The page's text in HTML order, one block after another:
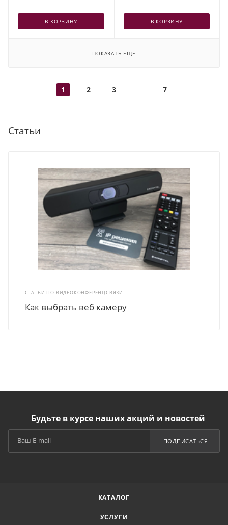
В КОРЗИНУ В КОРЗИНУ
ПОКАЗАТЬ ЕЩЕ
1 2 3 7
Статьи
СТАТЬИ ПО ВИДЕОКОНФЕРЕНЦСВЯЗИ
Как выбрать веб камеру
Будьте в курсе наших акций и новостей
ПОДПИСАТЬСЯ
КАТАЛОГ
УСЛУГИ